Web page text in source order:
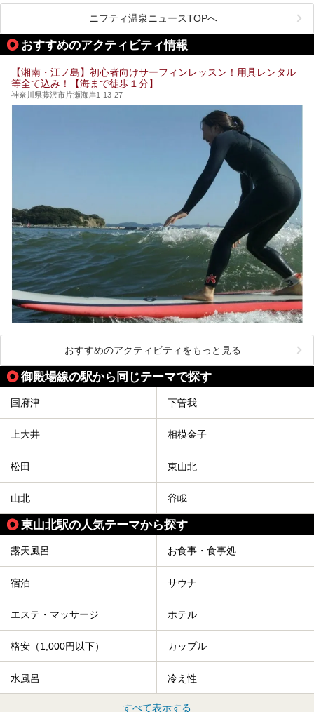
提供元：株式会社西武・プリンスホテルズワールドワイド
【PR】
この記事はザ・プリンス 箱根芦ノ湖のPR記事です。
が楽しめるまさに眺望自慢の日帰り温泉。
そしてここは全24室の「箱根 芦ノ湖畔蛸川温泉 龍宮殿」と
して宿泊もできます。宿泊者は「龍宮殿本館」の営業時間に
加えて、朝6時からの宿泊者専用時間帯にも「龍宮殿本館」
のお風呂が利用できます。
今回は日帰り温泉としての「絶景日帰り温泉 龍宮殿本館
（以下、龍宮殿本館）」と、旅館としての「箱根 芦ノ湖畔
蛸川温泉 龍宮殿（以下、龍宮殿）」の両方の魅力をたっぷ
りお伝えします！
ここは箱根神社、九頭龍神社、白龍神社、箱根元宮と箱根の
4つの神社に囲まれたパワースポットです。
提供元：株式会社西武・プリンスホテルズワールドワイド
この記事は箱根 芦ノ湖畔蛸川温泉 龍宮殿のPR記事です。
ニフティ温泉ニュースTOPへ
おすすめのアクティビティ情報
【湘南・江ノ島】初心者向けサーフィンレッスン！用具レンタル
等全て込み！【海まで徒歩１分】
神奈川県藤沢市片瀬海岸1-13-27
おすすめのアクティビティをもっと見る
御殿場線の駅から同じテーマで探す
国府津 下曽我
上大井 相模金子
松田 東山北
山北 谷峨
東山北駅の人気テーマから探す
露天風呂 お食事・食事処
宿泊 サウナ
エステ・マッサージ ホテル
格安（1,000円以下） カップル
水風呂 冷え性
すべて表示する